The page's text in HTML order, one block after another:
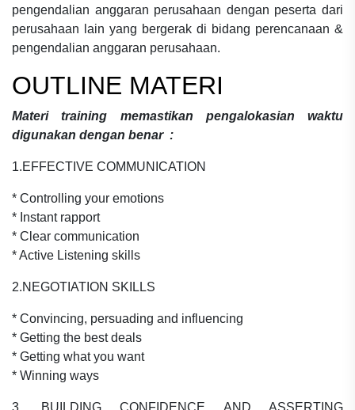
pengendalian anggaran perusahaan dengan peserta dari
perusahaan lain yang bergerak di bidang perencanaan &
pengendalian anggaran perusahaan.
OUTLINE MATERI
Materitraining memastikan pengalokasian waktu
digunakan dengan benar :
1.EFFECTIVE COMMUNICATION
* Controlling your emotions
* Instant rapport
* Clear communication
* Active Listening skills
2.NEGOTIATION SKILLS
* Convincing, persuading and influencing
* Getting the best deals
* Getting what you want
* Winning ways
3. BUILDING CONFIDENCE AND ASSERTING